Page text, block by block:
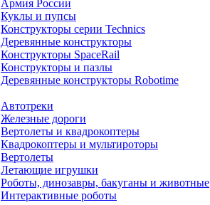
Армия России
Куклы и пупсы
Конструкторы серии Technics
Деревянные конструкторы
Конструкторы SpaceRail
Конструкторы и пазлы
Деревянные конструкторы Robotime
Автотреки
Железные дороги
Вертолеты и квадрокоптеры
Квадрокоптеры и мультироторы
Вертолеты
Летающие игрушки
Роботы, динозавры, бакуганы и животные
Интерактивные роботы